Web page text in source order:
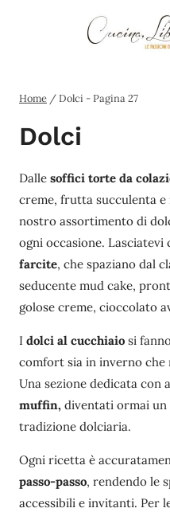
Home /Dolci - Pagina 27
Dolci
Dalle soffici torte da
creme, frutta succulenta
nostro assortimento di
ogni occasione. Lasciatevi
farcite, che spaziano dal
seducente mud cake,
golose creme, cioccolato
I dolci al cucchiaio si
comfort sia in inverno che
Una sezione dedicata con
muffin, diventati ormai un
tradizione dolciaria.
Ogni ricetta è
passo-passo, rendendo le
accessibili e invitanti. Per